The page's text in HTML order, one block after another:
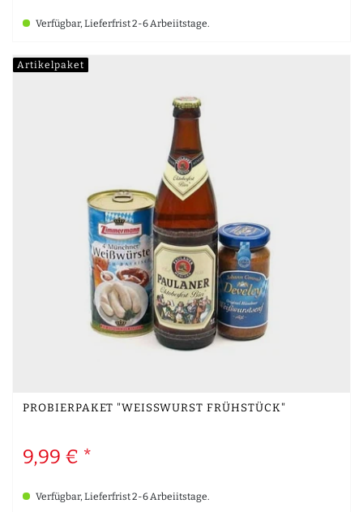
Verfügbar, Lieferfrist 2-6 Arbeiitstage.
Artikelpaket
PROBIERPAKET "WEISSWURST FRÜHSTÜCK"
9,99 € *
Verfügbar, Lieferfrist 2-6 Arbeiitstage.